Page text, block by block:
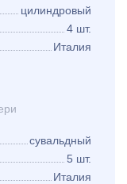
цилиндровый
4 шт.
Италия
сувальдный
5 шт.
Италия